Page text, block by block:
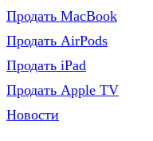
Продать MacBook
Продать AirPods
Продать iPad
Продать Apple TV
Новости